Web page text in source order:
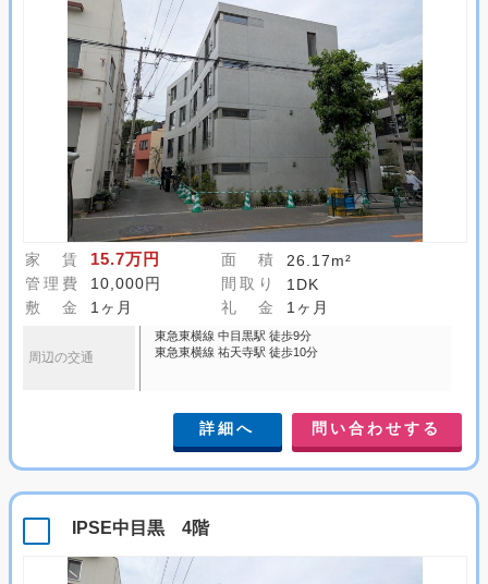
家 賃 15.7万円 面 積
26.17m²
管理費
10,000円 間取り
1DK
敷 金
1ヶ月 礼 金 1ヶ月
周辺の交通
東急東横線 中目黒駅 徒歩9分
東急東横線 祐天寺駅 徒歩10分
詳細へ 問い合わせする
IPSE中目黒 4階